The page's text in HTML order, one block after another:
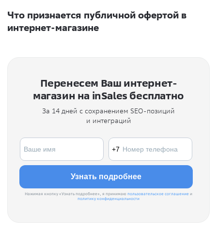
Что признается публичной офертой в
интернет-магазине
Перенесем Ваш интернет-
магазин на inSales бесплатно
За 14 дней с сохранением SEO-позиций
и интеграций
Нажимая кнопку «Узнать подробнее», я принимаю пользовательское соглашение и
политику конфиденциальности